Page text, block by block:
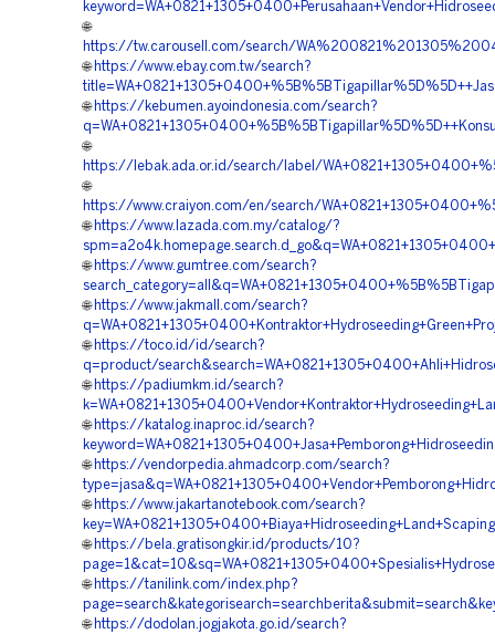
🌐
https://tw.carousell.com/search/
🌐 https://www.ebay.com.tw/search?
🌐 https://kebumen.ayoindonesia.com/search?
🌐
https://lebak.ada.or.id/search/label/
🌐
https://www.craiyon.com/en/search/
🌐 https://www.lazada.com.my/catalog/?
🌐 https://www.gumtree.com/search?
🌐 https://www.jakmall.com/search?
🌐 https://toco.id/id/search?
q=product/
🌐 https://padiumkm.id/search?
🌐 https://katalog.inaproc.id/search?
🌐 https://vendorpedia.ahmadcorp.com/search?
🌐 https://www.jakartanotebook.com/search?
🌐 https://bela.gratisongkir.id/products/10?
🌐 https://tanilink.com/index.php?
🌐 https://dodolan.jogjakota.go.id/search?